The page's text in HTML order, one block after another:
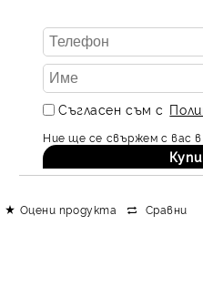
Съгласен съм с
Ние ще се свържем с вас
Оцени продукта Сравни